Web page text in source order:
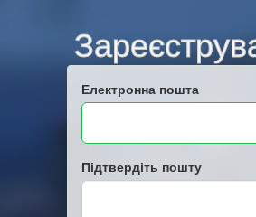
Електронна пошта
Підтвердіть пошту